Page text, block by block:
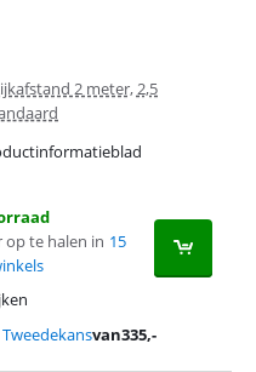
2 meter, 2,5
op te halen in 15
van335,-